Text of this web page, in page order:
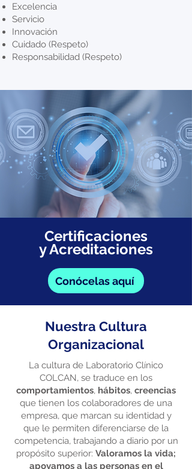
Excelencia
Servicio
Innovación
Cuidado (Respeto)
Responsabilidad (Respeto)
Certificaciones
y Acreditaciones
Conócelas aquí
Nuestra Cultura
Organizacional
La cultura de Laboratorio Clínico
COLCAN, se traduce en los
comportamientos, hábitos, creencias
que tienen los colaboradores de una
empresa, que marcan su identidad y
que le permiten diferenciarse de la
competencia, trabajando a diario por un
propósito superior: Valoramos la vida;
apoyamos a las personas en el